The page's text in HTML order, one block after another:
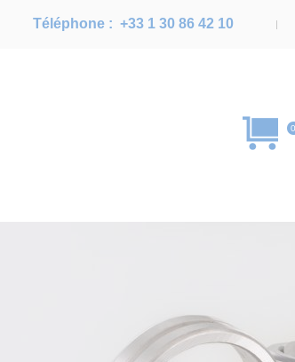
Téléphone : +33 1 30 86 42 10
0